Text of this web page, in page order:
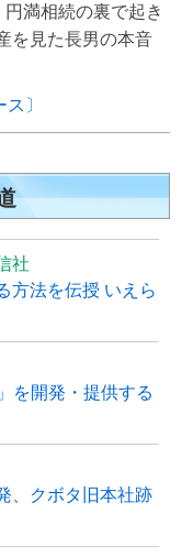
満相続の裏で起き
を見た長男の本音
〕
社
方法を伝授 いえら
を開発・提供する
、クボタ旧本社跡